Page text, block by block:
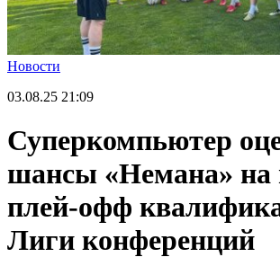
Новости
03.08.25 21:09
Суперкомпьютер
шансы «Немана» на
плей-офф
Лиги конференций